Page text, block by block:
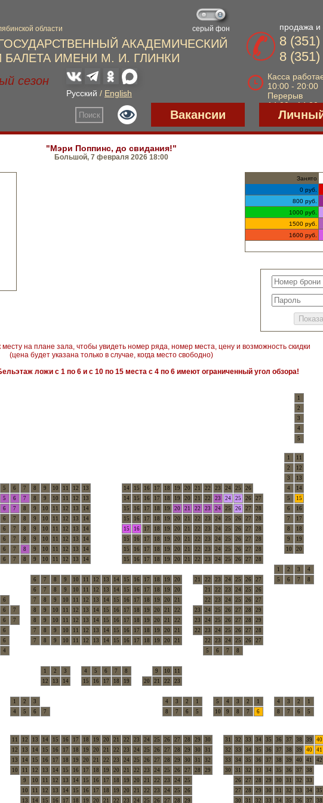
"Мэри Поппинс, до свидания!"
Большой, 7 февраля 2026 18:00
Занято
0 руб.
800 руб.
1000 руб.
1500 руб.
1600 руб.
на плане зала, чтобы увидеть номер ряда, номер места, цену и возможность скидки
(цена будет указана только в случае, когда место свободно)
ложи с 1 по 6 и с 10 по 15 места с 4 по 6 имеют ограниченный угол обзора!
1
2
3
4
5
1
11
2 12
3 13
5 6 7 8 9 10 11 12 13 14 15 16 17 18 19 20 21 22 23 24 25 26 4 14
5 6 7 8 9 10 11 12 13 14 15 16 17 18 19 20 21 22 23 24 25 26 27 5
15
6 7 8 9 10 11 12 13 14 15 16 17 18 19 20 21 22 23 24 25 26 27 28 6 16
6 7 8 9 10 11 12 13 14 15 16 17 18 19 20 21 22 23 24 25 26 27 28 7 17
6 7 8 9 10 11 12 13 14 15 16 17 18 19 20 21 22 23 24 25 26 27 28 8 18
6 7 8 9 10 11 12 13 14 15 16 17 18 19 20 21 22 23 24 25 26 27 28 9
19
6 7 8 9 10 11 12 13 14 15 16 17 18 19 20 21 22 23 24 25 26 27 28 10 20
6 7 8 9 10 11 12 13 14 15 16 17 18 19 20 21 22 23 24 25 26 27 28
1 2 3 4
6 7 8 9 10 11 12 13 14 15 16 17 18 19 20 21 22 23 24 25 26 27 5 6 7
8
6 7 8 9 10 11 12 13 14 15 16 17 18 19 20 21 22 23 24 25 26
6 7 8 9 10 11 12 13 14 15 16 17 18 19 20 21 22 23 24 25 26 27
6 7 8 9 10 11 12 13 14 15 16 17 18 19 20 21 22 23 24 25 26 27 28 29
6 7 8 9 10 11 12 13 14 15 16 17 18 19 20 21 22 23 24 25 26 27 28
29
6 7 8 9 10 11 12 13 14 15 16 17 18 19 20 21 22 23 24 25 26 27 28
6 7 8 9 10 11 12 13 14 15 16 17 18 19 20 21 22 23 24 25 26 27
4 5 6 7 8
1 2 3 4 5 6 7 8 9 10 11
12 13 14 15 16 17 18 19 20 21 22 23
1 2 3 4 3 2 1 5 4 3 2 1 4 3 2
1
4 5 6 7 8 7 6 5 10 9 8 7 6 8 7 6 5
11 12 13 14 15 16 17 18 19 20 21 22 23 24 25 26 27 28 29 30 31 32 33 34 35 36 37 38 39
40
12 13 14 15 16 17 18 19 20 21 22 23 24 25 26 27 28 29 30 31 32 33 34 35 36 37 38 39 40 41
13 14 15 16 17 18 19 20 21 22 23 24 25 26 27 28 29 30 31 32 33 34 35 36 37 38 39 40 41 42
10 11 12 13 14 15 16 17 18 19 20 21 22 23 24 25 26 27 28 29 30 31 32 33 34 35 36 37
38
9 10 11 12 13 14 15 16 17 18 19 20 21 22 23 24 25 26 27 28 29 30 31 32
33
10 11 12 13 14 15 16 17 18 19 20 21 22 23 24 25 26 27 28 29 30 31 32 33 34
35
13 14 15 16 17 18 19 20 21 22 23 24 25 26 27 28 29 30 31 32 33 34 35 36 37 38